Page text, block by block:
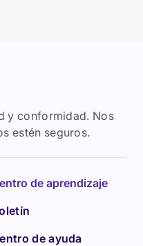
y conformidad. Nos
estén seguros.
de aprendizaje
de ayuda